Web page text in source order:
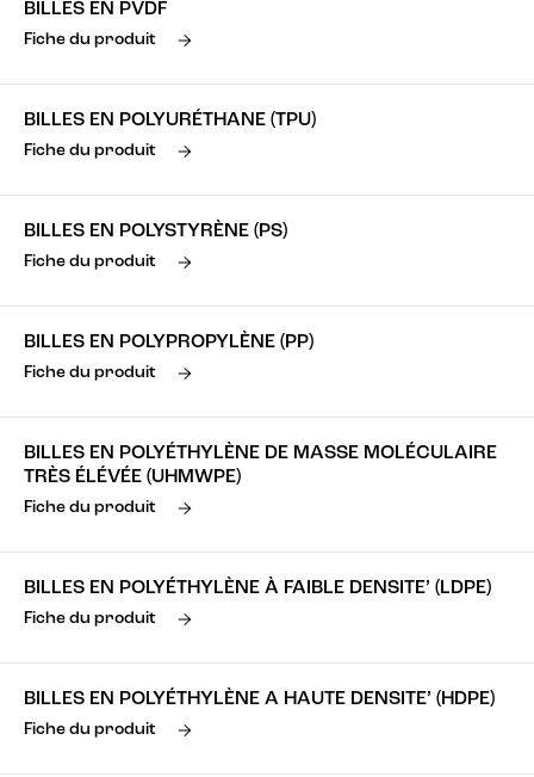
BILLES EN PVDF
Fiche du produit
BILLES EN POLYURÉTHANE (TPU)
Fiche du produit
BILLES EN POLYSTYRÈNE (PS)
Fiche du produit
BILLES EN POLYPROPYLÈNE (PP)
Fiche du produit
BILLES EN POLYÉTHYLÈNE DE MASSE MOLÉCULAIRE
TRÈS ÉLÉVÉE (UHMWPE)
Fiche du produit
BILLES EN POLYÉTHYLÈNE À FAIBLE DENSITE’ (LDPE)
Fiche du produit
BILLES EN POLYÉTHYLÈNE A HAUTE DENSITE’ (HDPE)
Fiche du produit